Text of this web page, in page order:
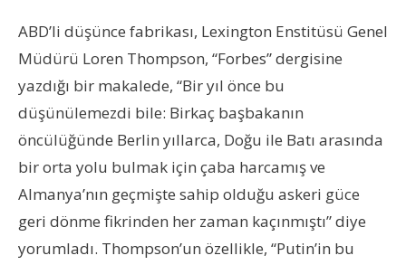
ABD’li düşünce fabrikası, Lexington Enstitüsü Genel
Müdürü Loren Thompson, “Forbes” dergisine
yazdığı bir makalede, “Bir yıl önce bu
düşünülemezdi bile: Birkaç başbakanın
öncülüğünde Berlin yıllarca, Doğu ile Batı arasında
bir orta yolu bulmak için çaba harcamış ve
Almanya’nın geçmişte sahip olduğu askeri güce
geri dönme fikrinden her zaman kaçınmıştı” diye
yorumladı. Thompson’un özellikle, “Putin’in bu